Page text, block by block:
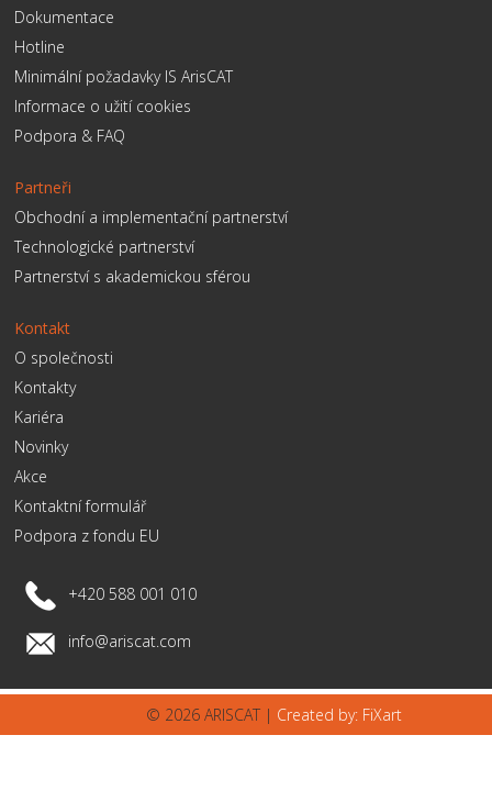
Dokumentace
Hotline
Minimální požadavky IS ArisCAT
Informace o užití cookies
Podpora & FAQ
Partneři
Obchodní a implementační partnerství
Technologické partnerství
Partnerství s akademickou sférou
Kontakt
O společnosti
Kontakty
Kariéra
Novinky
Akce
Kontaktní formulář
Podpora z fondu EU
+420 588 001 010
info@ariscat.com
© 2026 ARISCAT | Created by: FiXart